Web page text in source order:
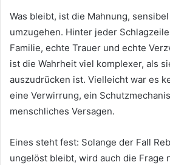
Was bleibt, ist die Mahnung,
umzugehen. Hinter jeder
Familie, echte Trauer und echte
ist die Wahrheit viel komplexer, als
auszudrücken ist. Vielleicht war es
eine Verwirrung, ein
menschliches Versagen.
Eines steht fest: Solange der Fall
ungelöst bleibt, wird auch die Frage